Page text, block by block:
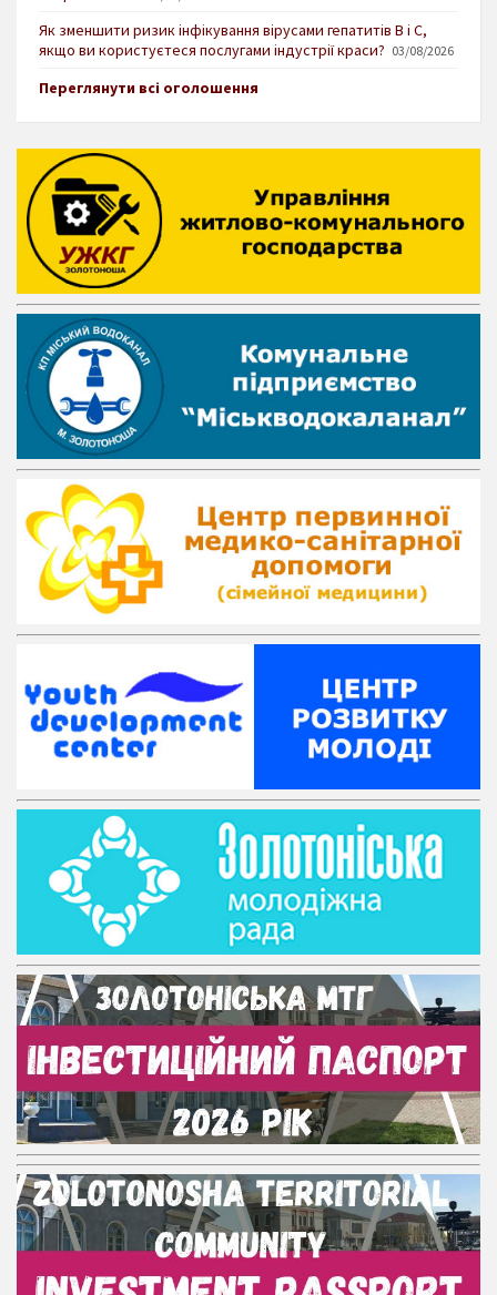
Як зменшити ризик інфікування вірусами гепатитів В і С,
якщо ви користуєтеся послугами індустрії краси? 03/08/2026
Переглянути всі оголошення